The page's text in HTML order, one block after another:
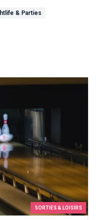
& Parties
SORTIES & LOISIRS